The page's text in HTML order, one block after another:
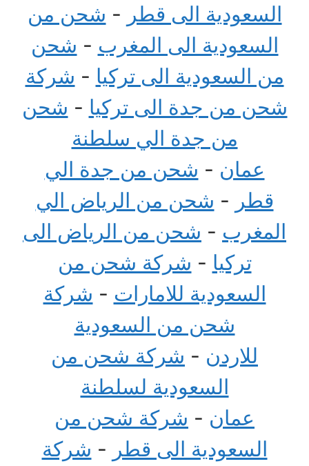
السعودية الى قطر - شحن من
السعودية الى المغرب - شحن
من السعودية الى تركيا - شركة
شحن من جدة الى تركيا - شحن
من جدة الي سلطنة
عمان - شحن من جدة الي
قطر - شحن من الرياض الي
المغرب - شحن من الرياض الى
تركيا - شركة شحن من
السعودية للامارات - شركة
شحن من السعودية
للاردن - شركة شحن من
السعودية لسلطنة
عمان - شركة شحن من
السعودية الى قطر - شركة